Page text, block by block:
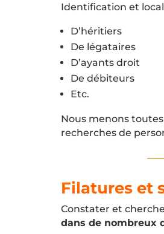
Identification et
D’héritiers
De légataires
D’ayants droit
De débiteurs
Etc.
Nous menons
recherches de
Filatures et
Constater et
dans de nombreux